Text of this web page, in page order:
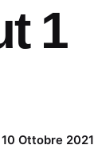
1
Ottobre 2021